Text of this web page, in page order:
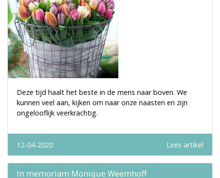
Deze tijd haalt het beste in de mens naar boven. We
kunnen veel aan, kijken om naar onze naasten en zijn
ongelooflijk veerkrachtig.
12-04-2020 Lees artikel
In memoriam Monique Weemhoff